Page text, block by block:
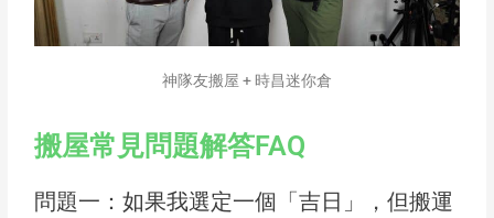
神隊友搬屋 + 時昌迷你倉
搬屋常見問題解答FAQ
問題一：如果我選定一個「吉日」，但搬運